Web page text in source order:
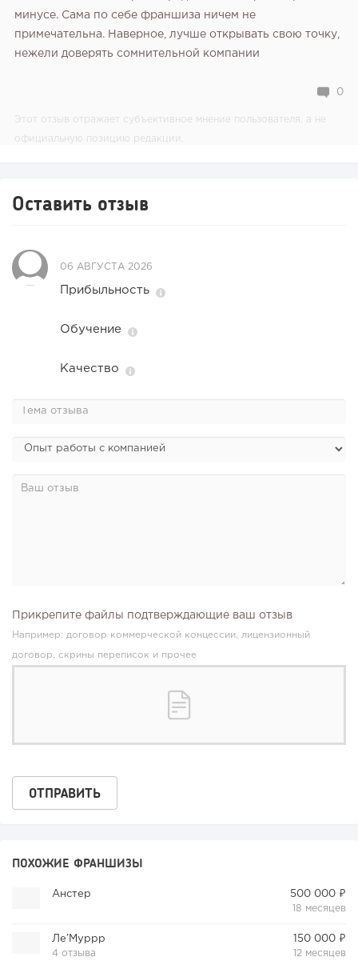
минусе. Сама по себе франшиза ничем не
примечательна. Наверное, лучше открывать свою точку,
нежели доверять сомнительной компании
0
Этот отзыв отражает субъективное мнение пользователя, а не
официальную позицию редакции.
Оставить отзыв
06 АВГУСТА 2026
Прибыльность
Обучение
Качество
Прикрепите файлы подтверждающие ваш отзыв
Например: договор коммерческой концессии, лицензионный
договор, скрины переписок и прочее
ПОХОЖИЕ ФРАНШИЗЫ
Анстер
500 000 ₽
18 месяцев
Ле’Муррр
4 отзыва
150 000 ₽
12 месяцев